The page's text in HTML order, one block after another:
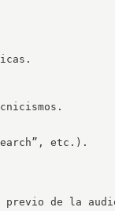
etc.).
de la